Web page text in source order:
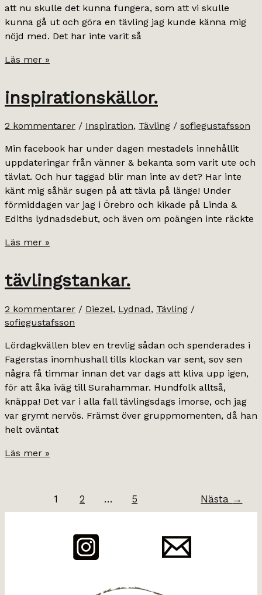
att nu skulle det kunna fungera, som att vi skulle
kunna gå ut och göra en tävling jag kunde känna mig
nöjd med. Det har inte varit så
reload.
Läs mer »
inspirationskällor.
2 kommentarer / Inspiration, Tävling / sofiegustafsson
Min facebook har under dagen mestadels innehållit
uppdateringar från vänner & bekanta som varit ute och
tävlat. Och hur taggad blir man inte av det? Har inte
känt mig såhär sugen på att tävla på länge! Under
förmiddagen var jag i Örebro och kikade på Linda &
Ediths lydnadsdebut, och även om poängen inte räckte
inspirationskällor.
Läs mer »
tävlingstankar.
2 kommentarer / Diezel, Lydnad, Tävling /
sofiegustafsson
Lördagkvällen blev en trevlig sådan och spenderades i
Fagerstas inomhushall tills klockan var sent, sov sen
några få timmar innan det var dags att kliva upp igen,
för att åka iväg till Surahammar. Hundfolk alltså,
knäppa! Det var i alla fall tävlingsdags imorse, och jag
var grymt nervös. Främst över gruppmomenten, då han
helt oväntat
tävlingstankar.
Läs mer »
1 2 … 5 Nästa →